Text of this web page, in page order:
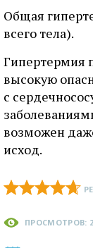
Общая
всего тела).
Гипертермия
высокую
с
возможен
исход.
ПРОСМОТРОВ: